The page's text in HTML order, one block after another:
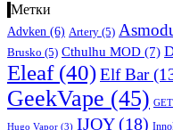
Метки
Advken (6) Artery (5)
Brusko (5) Cthulhu MOD (7)
Eleaf(40) Elf Bar
GeekVape (45)
Hugo Vapor (3) IJOY(18)